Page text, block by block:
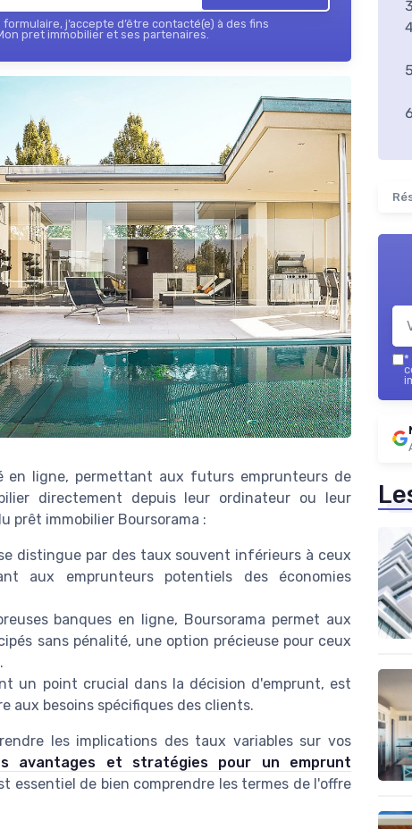
j’accepte d’être contacté(e) à des fins
pret immobilier et ses partenaires.
en ligne, permettant aux futurs emprunteurs de
directement depuis leur ordinateur ou leur
prêt immobilier Boursorama :
distingue par des taux souvent inférieurs à ceux
aux emprunteurs potentiels des économies
banques en ligne, Boursorama permet aux
sans pénalité, une option précieuse pour ceux
un point crucial dans la décision d'emprunt, est
aux besoins spécifiques des clients.
les implications des taux variables sur vos
avantages et stratégies pour un emprunt
essentiel de bien comprendre les termes de l'offre
*